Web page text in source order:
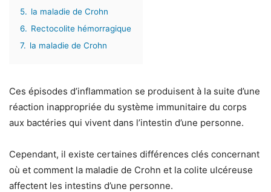
5. la maladie de Crohn
6. Rectocolite hémorragique
7. la maladie de Crohn
Ces épisodes d’inflammation se produisent à la suite d’une
réaction inappropriée du système immunitaire du corps
aux bactéries qui vivent dans l’intestin d’une personne.
Cependant, il existe certaines différences clés concernant
où et comment la maladie de Crohn et la colite ulcéreuse
affectent les intestins d’une personne.